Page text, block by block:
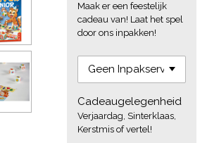
Maak er een feestelijk
cadeau van! Laat het spel
door ons inpakken!
Cadeaugelegenheid
Verjaardag, Sinterklaas,
Kerstmis of vertel!